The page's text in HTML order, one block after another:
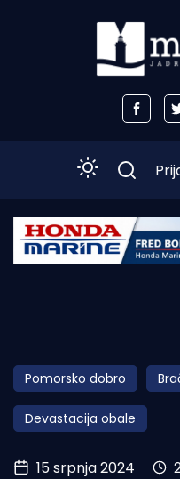
Početna
Obala
Otoci
Turizam i nautika
Pomorstvo
Pomorsko dobro
Devastacija obale
15 srpnja 2024